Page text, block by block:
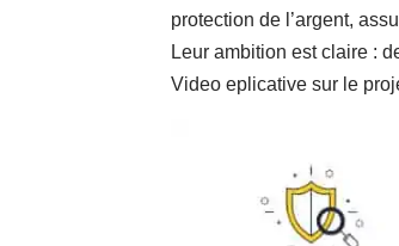
protection de l’argent,
Leur ambition est claire :
Video eplicative sur le